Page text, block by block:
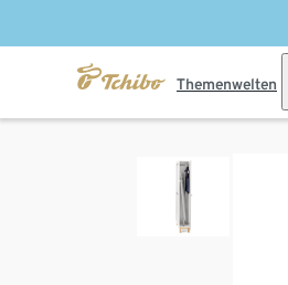
Themenwelten